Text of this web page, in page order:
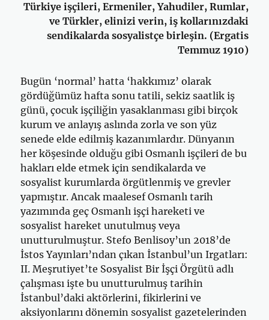
Türkiye işçileri, Ermeniler, Yahudiler, Rumlar,
ve Türkler, elinizi verin, iş kollarınızdaki
sendikalarda sosyalistçe birleşin. (Ergatis
Temmuz 1910)
Bugün ‘normal’ hatta ‘hakkımız’ olarak
gördüğümüz hafta sonu tatili, sekiz saatlik iş
günü, çocuk işçiliğin yasaklanması gibi birçok
kurum ve anlayış aslında zorla ve son yüz
senede elde edilmiş kazanımlardır. Dünyanın
her köşesinde olduğu gibi Osmanlı işçileri de bu
hakları elde etmek için sendikalarda ve
sosyalist kurumlarda örgütlenmiş ve grevler
yapmıştır. Ancak maalesef Osmanlı tarih
yazımında geç Osmanlı işçi hareketi ve
sosyalist hareket unutulmuş veya
unutturulmuştur. Stefo Benlisoy’un 2018’de
İstos Yayınları’ndan çıkan İstanbul’un Irgatları:
II. Meşrutiyet’te Sosyalist Bir İşçi Örgütü adlı
çalışması işte bu unutturulmuş tarihin
İstanbul’daki aktörlerini, fikirlerini ve
aksiyonlarını dönemin sosyalist gazetelerinden